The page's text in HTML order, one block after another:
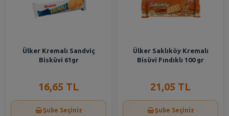
Ülker Kremalı Sandviç
Bisküvi 61gr
16,65 TL
Şube Seçiniz
Ülker Saklıköy Kremalı
Bisüvi Fındıklı 100 gr
21,05 TL
Şube Seçiniz